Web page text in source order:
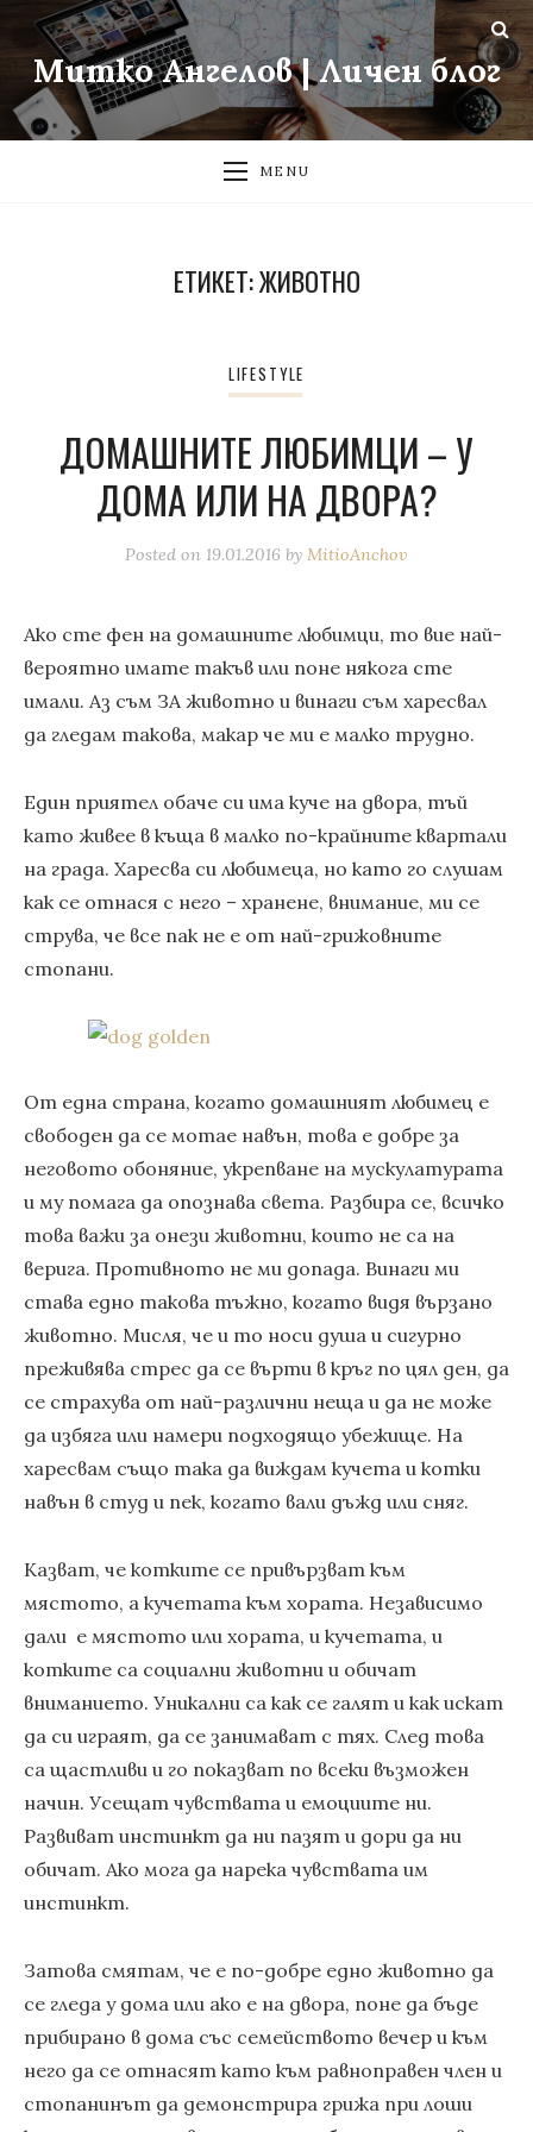
Митко Ангелов | Личен блог
MENU
ЕТИКЕТ:ЖИВОТНО
LIFESTYLE
ДОМАШНИТЕ ЛЮБИМЦИ – У
ДОМА ИЛИ НА ДВОРА?
Posted on 19.01.2016 by MitioAnchov
Ако сте фен на домашните любимци, то вие най-
вероятно имате такъв или поне някога сте
имали. Аз съм ЗА животнo и винаги съм харесвал
да гледам такова, макар че ми е малко трудно.
Един приятел обаче си има куче на двора, тъй
като живее в къща в малко по-крайните квартали
на града. Харесва си любимеца, но като го слушам
как се отнася с него – хранене, внимание, ми се
струва, че все пак не е от най-грижовните
стопани.
От една страна, когато домашният любимец е
свободен да се мотае навън, това е добре за
неговото обоняние, укрепване на мускулатурата
и му помага да опознава света. Разбира се, всичко
това важи за онези животни, които не са на
верига. Противното не ми допада. Винаги ми
става едно такова тъжно, когато видя вързано
животно. Мисля, че и то носи душа и сигурно
преживява стрес да се върти в кръг по цял ден, да
се страхува от най-различни неща и да не може
да избяга или намери подходящо убежище. На
харесвам също така да виждам кучета и котки
навън в студ и пек, когато вали дъжд или сняг.
Казват, че котките се привързват към
мястото, а кучетата към хората. Независимо
дали е мястото или хората, и кучетата, и
котките са социални животни и обичат
вниманието. Уникални са как се галят и как искат
да си играят, да се занимават с тях. След това
са щастливи и го показват по всеки възможен
начин. Усещат чувствата и емоциите ни.
Развиват инстинкт да ни пазят и дори да ни
обичат. Ако мога да нарека чувствата им
инстинкт.
Затова смятам, че е по-добре едно животно да
се гледа у дома или ако е на двора, поне да бъде
прибирано в дома със семейството вечер и към
него да се отнасят като към равноправен член и
стопанинът да демонстрира грижа при лоши